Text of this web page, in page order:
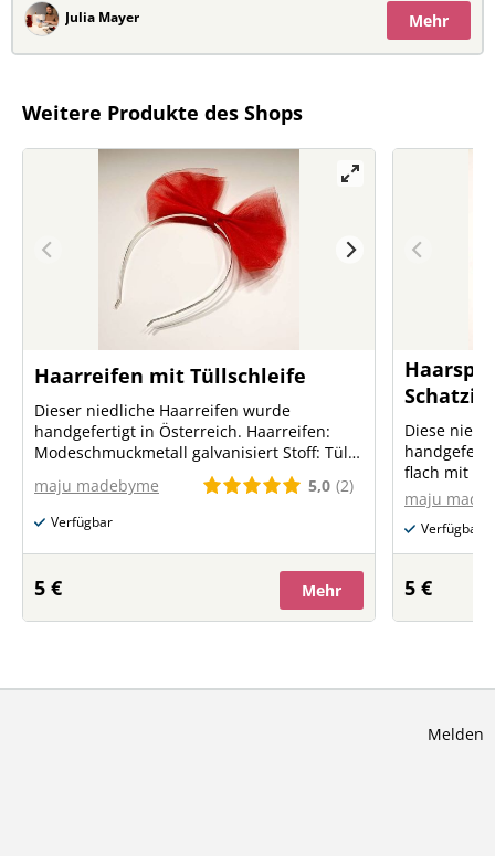
Julia Mayer Mehr
Weitere Produkte des Shops
Haarreifen mit Tüllschleife
Dieser niedliche Haarreifen wurde
handgefertigt in Österreich. Haarreifen:
Modeschmuckmetall galvanisiert Stoff: Tüll
aus Polyester Größe Haarreifen: Umfang
37cm, Breite 5mm Größe Schleife: ca. 18cm
maju madebyme 5,0 (2)
Verfügbar
5 € Mehr
Schatzi
Diese
handgefertigt in
flach mit
Weiß
maju
Verfügbar
5 €
Melden